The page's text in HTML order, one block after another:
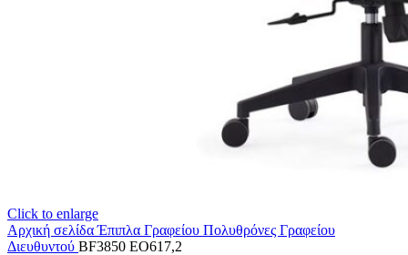
Click to enlarge
Αρχική σελίδαΈπιπλα Γραφείου Πολυθρόνες Γραφείου
Διευθυντού BF3850 EO617,2